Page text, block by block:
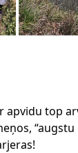
apvidu top
“augstu